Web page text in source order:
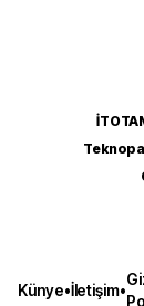
Künye•İletişim•